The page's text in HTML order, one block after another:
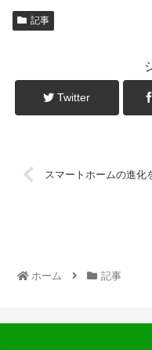
記事
Twitter
スマートホームの進化
ホーム 記事